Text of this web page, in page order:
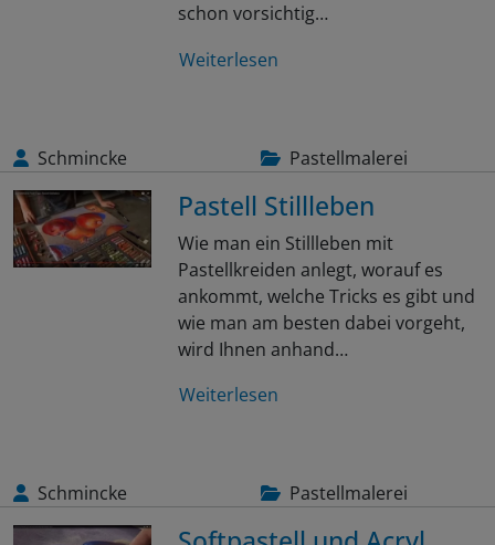
schon vorsichtig…
Weiterlesen
Schmincke Pastellmalerei
Pastell Stillleben
Wie man ein Stillleben mit
Pastellkreiden anlegt, worauf es
ankommt, welche Tricks es gibt und
wie man am besten dabei vorgeht,
wird Ihnen anhand…
Weiterlesen
Schmincke Pastellmalerei